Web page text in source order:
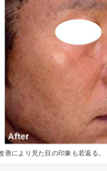
により見た目の印象も若返る。